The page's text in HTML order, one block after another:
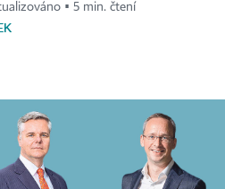
▪ 5 min. čtení